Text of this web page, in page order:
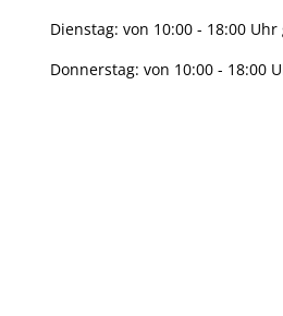
Dienstag: von 10:00 - 18:00
Donnerstag: von 10:00 - 18:00